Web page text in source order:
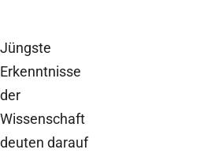
Jüngste
Erkenntnisse
der
Wissenschaft
deuten darauf